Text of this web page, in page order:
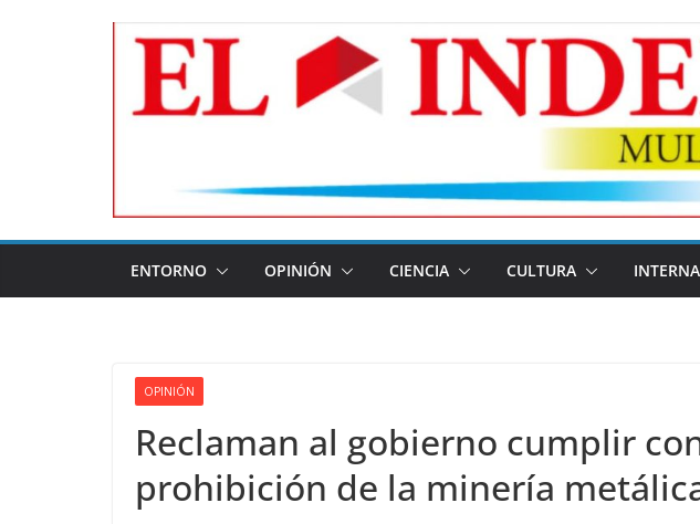
ENTORNO OPINIÓN CIENCIA CULTURA
OPINIÓN
Reclaman al gobierno cumplir
prohibición de la minería